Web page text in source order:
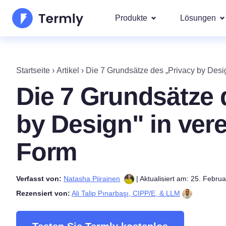
Produkte
Generator für Cookie-
EULA-Generator
Versandrichtlinien-
Lösungen
Unsere
IAB
Die Produkt-
Startseite › Artikel › Die 7 Grundsätze des „Privacy by
Die 7 Grundsätze
by Design" in
Form
Verfasst von: Natasha Piirainen
| Aktualisiert am: 25.
Rezensiert von: Ali Talip Pınarbaşı, CIPP/E, & LLM